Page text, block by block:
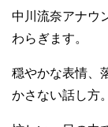
中川流奈アナウ
わらぎます。
穏やかな表情、
かさない話し方。